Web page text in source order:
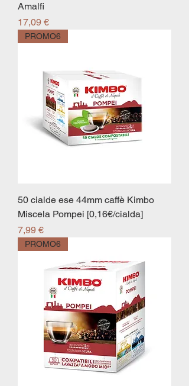
Amalfi
Prezzo
17,09 €
PROMO6
50 cialde ese 44mm caffè Kimbo
Miscela Pompei [0,16€/cialda]
Prezzo
7,99 €
PROMO6